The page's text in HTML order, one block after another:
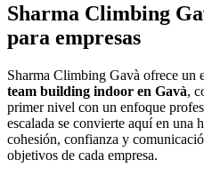
Sharma Climbing
para empresas
Sharma Climbing Gavà ofrece un
team building indoor en Gavà,
primer nivel con un enfoque
escalada se convierte aquí en una
cohesión, confianza y
objetivos de cada empresa.